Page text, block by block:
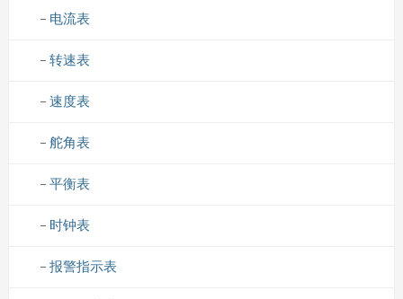
电流表
转速表
速度表
舵角表
平衡表
时钟表
报警指示表